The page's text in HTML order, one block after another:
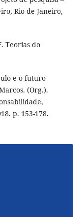
Rio de Janeiro,
Teorias do
e o futuro
(Org.).
p. 153-178.